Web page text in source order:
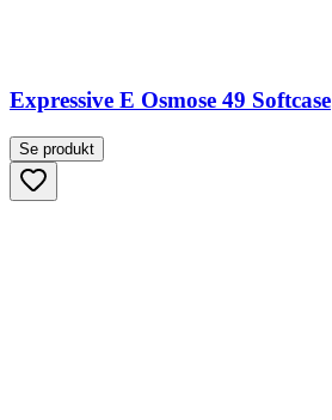
Expressive E Osmose 49 Softcase
Se produkt